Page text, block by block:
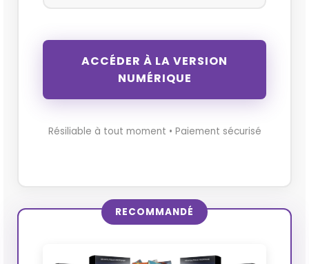
ACCÉDER À LA VERSION
NUMÉRIQUE
Résiliable à tout moment • Paiement sécurisé